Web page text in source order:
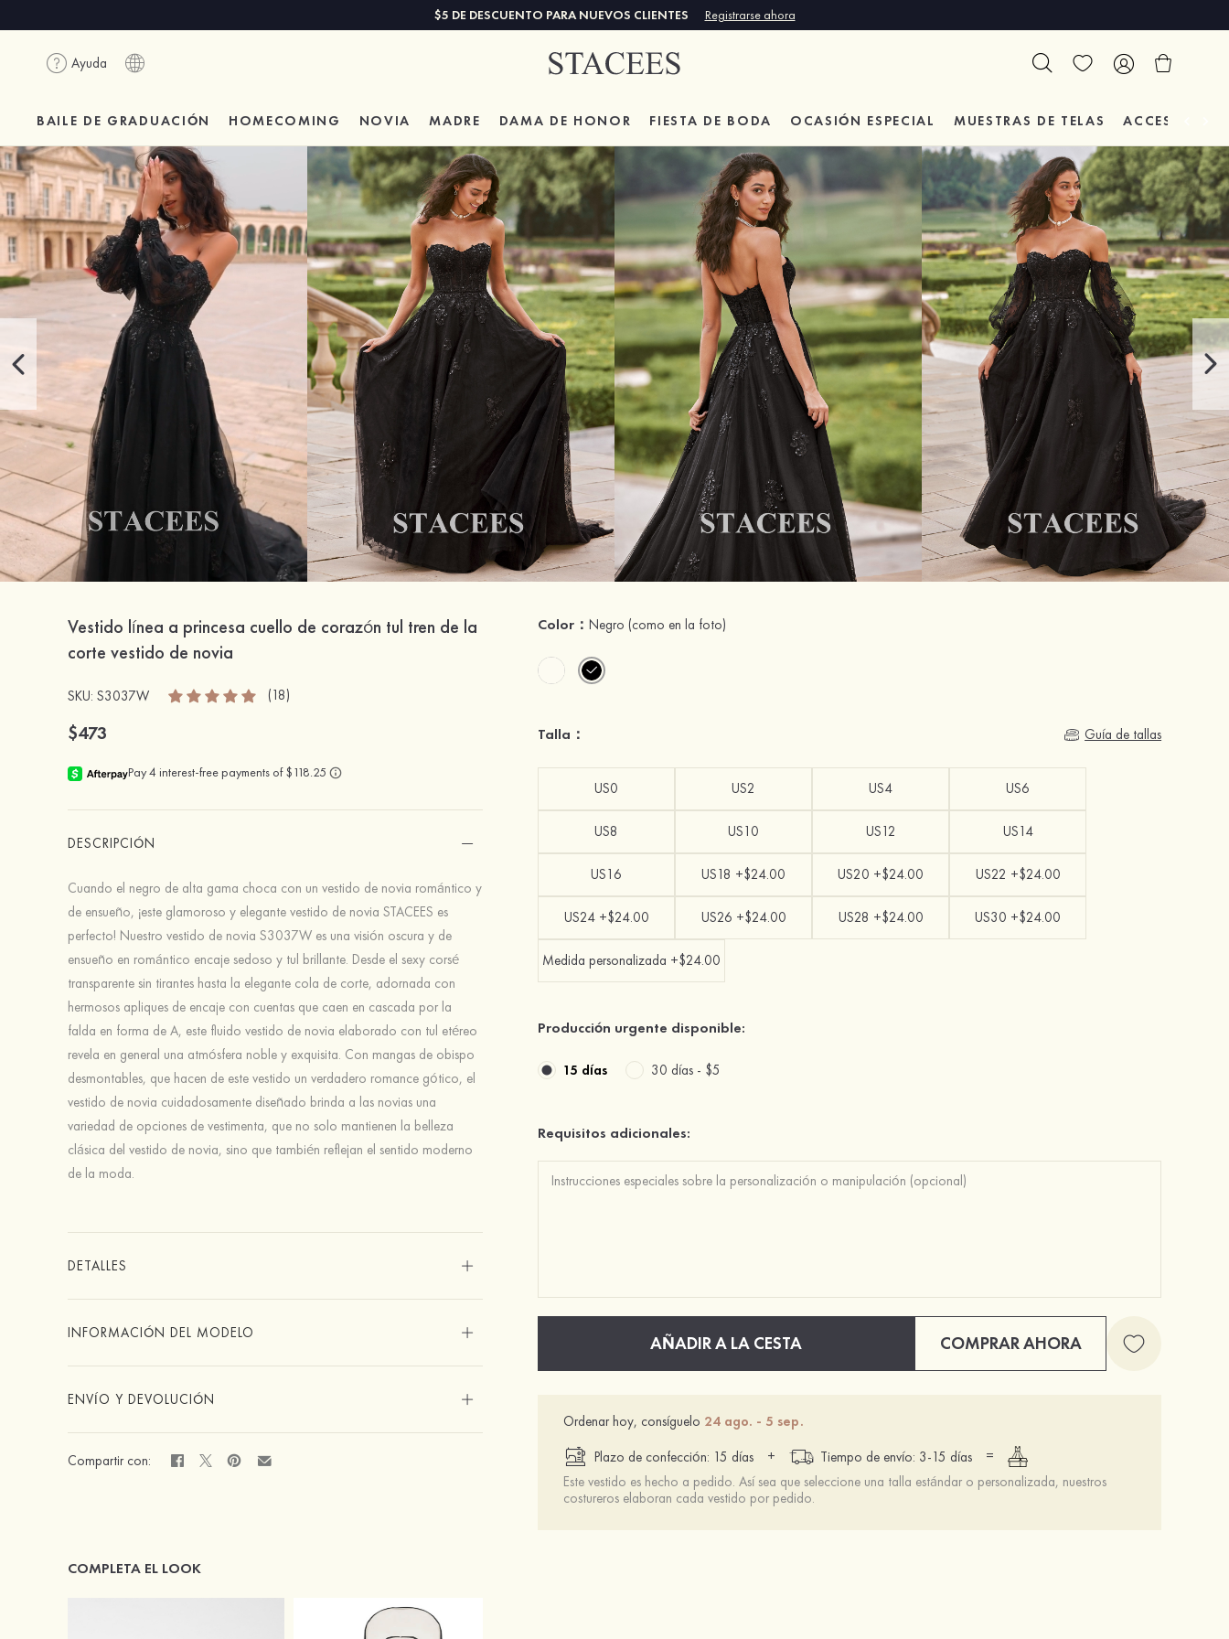
$5 DE DESCUENTO PARA NUEVOS CLIENTES Registrarse ahora
Ayuda
BAILE DE GRADUACIÓN HOMECOMING NOVIA MADRE DAMA DE HONOR FIESTA DE BODA OCASIÓN ESPECIAL MUESTRAS DE TELAS ACCESORIOS
Vestido línea a princesa cuello de corazón tul tren de la
corte vestido de novia
SKU: S3037W (18)
$473
DESCRIPCIÓN
Cuando el negro de alta gama choca con un vestido de novia romántico y
de ensueño, ¡este glamoroso y elegante vestido de novia STACEES es
perfecto! Nuestro vestido de novia S3037W es una visión oscura y de
ensueño en romántico encaje sedoso y tul brillante. Desde el sexy corsé
transparente sin tirantes hasta la elegante cola de corte, adornada con
hermosos apliques de encaje con cuentas que caen en cascada por la
falda en forma de A, este fluido vestido de novia elaborado con tul etéreo
revela en general una atmósfera noble y exquisita. Con mangas de obispo
desmontables, que hacen de este vestido un verdadero romance gótico, el
vestido de novia cuidadosamente diseñado brinda a las novias una
variedad de opciones de vestimenta, que no solo mantienen la belleza
clásica del vestido de novia, sino que también reflejan el sentido moderno
de la moda.
DETALLES
INFORMACIÓN DEL MODELO
ENVÍO Y DEVOLUCIÓN
Compartir con:
COMPLETA EL LOOK
Color：Negro (como en la foto)
Talla： Guía de tallas
US0 US2 US4 US6
US8 US10 US12 US14
US16 US18 +$24.00 US20 +$24.00 US22 +$24.00
US24 +$24.00 US26 +$24.00 US28 +$24.00 US30 +$24.00
Medida personalizada +$24.00
Producción urgente disponible:
15 días 30 días - $5
Requisitos adicionales:
AÑADIR A LA CESTA COMPRAR AHORA
Ordenar hoy, consíguelo 24 ago. - 5 sep.
Plazo de confección: 15 días
+ Tiempo de envío: 3-15 días
=
Este vestido es hecho a pedido. Así sea que seleccione una talla estándar o personalizada, nuestros
costureros elaboran cada vestido por pedido.